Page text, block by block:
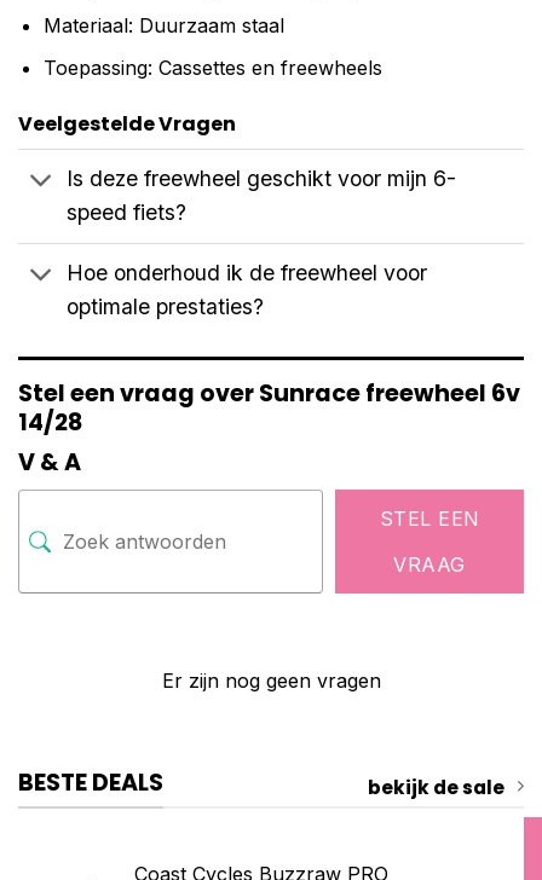
Materiaal: Duurzaam staal
Toepassing: Cassettes en freewheels
Veelgestelde Vragen
Is deze freewheel geschikt voor mijn 6-
speed fiets?
Hoe onderhoud ik de freewheel voor
optimale prestaties?
Stel een vraag over Sunrace freewheel 6v
14/28
V & A
STEL EEN
VRAAG
Er zijn nog geen vragen
BESTE DEALS bekijk de sale
Coast Cycles Buzzraw PRO